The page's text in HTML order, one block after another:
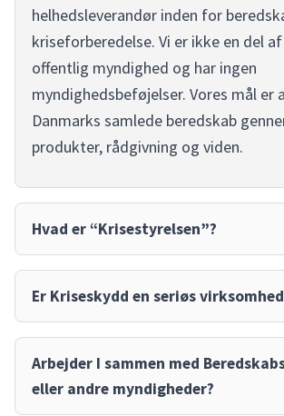
helhedsleverandør inden for
kriseforberedelse. Vi er ikke en del
offentlig myndighed og har ingen
myndighedsbeføjelser. Vores mål er
Danmarks samlede beredskab
produkter, rådgivning og viden.
Hvad er “Krisestyrelsen”?
Er Kriseskydd en seriøs
Arbejder I sammen med
eller andre myndigheder?